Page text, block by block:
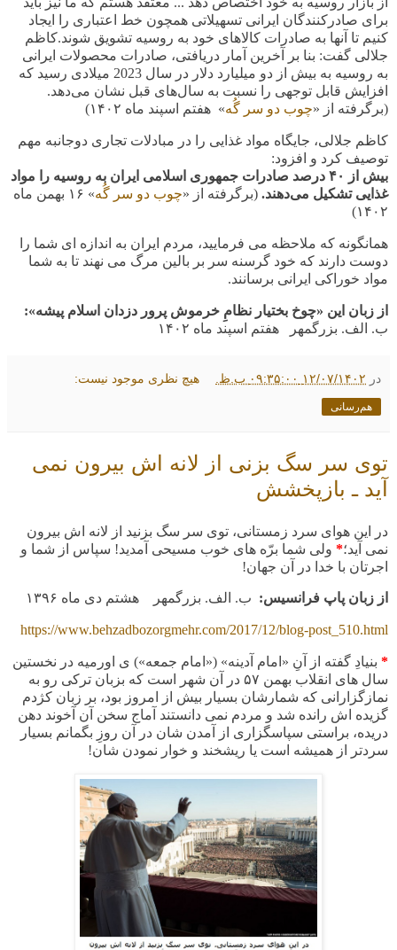
برای صادرکنندگان ایرانی تسهیلاتی همچون خط اعتباری را ایجاد
کنیم تا آنها به صادرات کالاهای خود به روسیه تشویق شوند.کاظم
جلالی گفت:‌ بنا بر آخرین آمار دریافتی، صادرات محصولات ایرانی
به روسیه به بیش از دو میلیارد دلار در سال 2023 میلادی رسید که
افزایش قابل توجهی را نسبت به سال‌های قبل نشان می‌دهد.
(برگرفته از «چوب دو سر گُه» هفتم اسپند ماه ۱۴۰۲)
کاظم جلالی، جایگاه مواد غذایی را در مبادلات تجاری دوجانبه مهم
توصیف کرد و افزود:
بیش
از ۴۰ درصد صادرات جمهوری اسلامی ایران به روسیه را مواد
غذایی تشکیل می‌دهند. (برگرفته از «چوب دو سر گُه
» ۱۶ بهمن ماه
۱۴۰۲)
همانگونه که ملاحظه می فرمایید، مردم ایران به اندازه ای شما را
دوست دارند که خود گرسنه سر بر بالین مرگ می نهند تا به شما
مواد خوراکی ایرانی برسانند.
از زبان این «چوخ بختیار نظامِ خرموش پرور دزدان اسلام پیشه»:
ب. الف. بزرگمهر هفتم اسپند ماه ۱۴۰۲
در ۱۲/۰۷/۱۴۰۲ ۰۹:۳۵:۰۰ ب.ظ. هیچ نظری موجود نیست:
هم‌رسانی
توی سر سگ بزنی از لانه اش بیرون نمی
آید ـ بازپخشش
در این هوای سرد زمستانی، توی سر سگ بزنید از لانه اش بیرون
نمی آید؛* ولی شما برّه های خوب مسیحی آمدید! سپاس از شما و
اجرتان با خدا در آن جهان!
از زبان پاپ فرانسیس: ب. الف. بزرگمهر هشتم دی ماه ۱۳۹۶
https://www.behzadbozorgmehr.com/2017/12/blog-post_510.html
* بنیادِ گفته از آنِ «امام آدینه» («امام جمعه») ی اورمیه در نخستین
سال های انقلاب بهمن ۵۷ در آن شهر است که بزبان ترکی رو به
نمازگزارانی که شمارشان بسیار بیش از امروز بود، بر زبان کژدم
گزیده اش رانده شد و مردم نمی دانستند آماج سخن آن آخوند دهن
دریده، براستی سپاسگزاری از آمدن شان در آن روزِ بگمانم بسیار
سردتر از همیشه است یا ریشخند و خوار نمودن شان!